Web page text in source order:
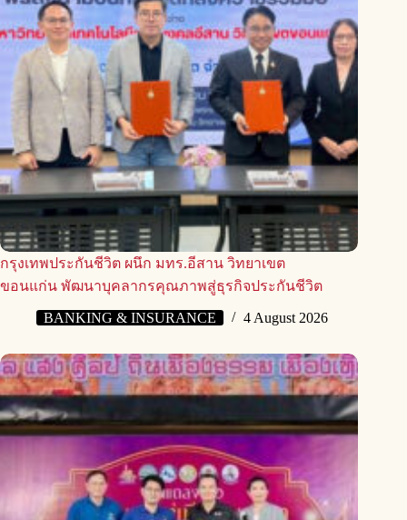
กรุงเทพประกันชีวิต ผนึก มทร.อีสาน วิทยาเขต
ขอนแก่น พัฒนาบุคลากรคุณภาพสู่ธุรกิจประกันชีวิต
BANKING & INSURANCE 4 August 2026